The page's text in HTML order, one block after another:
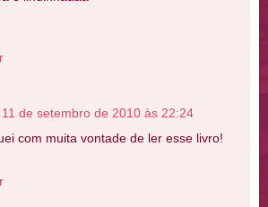
11 de setembro de 2010 às 22:24
com muita vontade de ler esse livro!